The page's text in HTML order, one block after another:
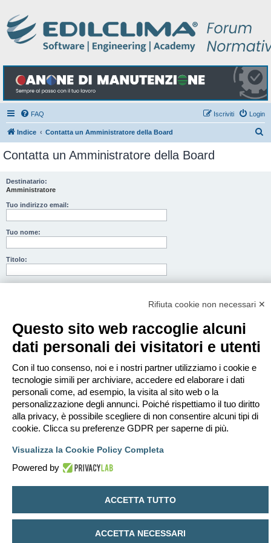
FAQ Login
Iscriviti
Indice Contatta un Amministratore della Board
Contatta un Amministratore della Board
Destinatario:
Amministratore
Tuo indirizzo email:
Tuo nome:
Titolo:
BBCode. L’indirizzo di risposta sarà il tuo indirizzo email.
Cancella cookie
Contattaci
Creato daphpBB® Forum Software © phpBB Limited
Traduzione ItalianaphpBB-Italia.it
Rifiuta cookie non necessari ✕
Questo sito web raccoglie alcuni
dati personali dei visitatori e utenti
Con il tuo consenso, noi e i nostri partner utilizziamo i cookie e
tecnologie simili per archiviare, accedere ed elaborare i dati
personali come, ad esempio, la visita al sito web o la
personalizzazione degli annunci. Poiché rispettiamo il tuo diritto
alla privacy, è possibile scegliere di non consentire alcuni tipi di
cookie. Clicca su preferenze GDPR per saperne di più.
Visualizza la Cookie Policy Completa
Powered by
ACCETTA TUTTO
ACCETTA NECESSARI